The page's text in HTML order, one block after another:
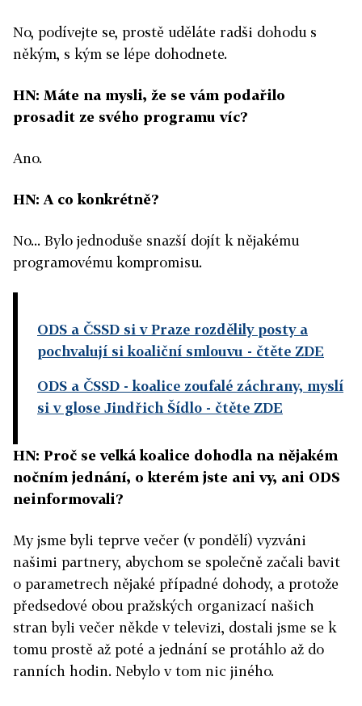
No, podívejte se, prostě uděláte radši dohodu s
někým, s kým se lépe dohodnete.
HN: Máte na mysli, že se vám podařilo
prosadit ze svého programu víc?
Ano.
HN: A co konkrétně?
No... Bylo jednoduše snazší dojít k nějakému
programovému kompromisu.
ODS a ČSSD si v Praze rozdělily posty a
pochvalují si koaliční smlouvu - čtěte ZDE
ODS a ČSSD - koalice zoufalé záchrany, myslí
si v glose Jindřich Šídlo - čtěte ZDE
HN: Proč se velká koalice dohodla na nějakém
nočním jednání, o kterém jste ani vy, ani ODS
neinformovali?
My jsme byli teprve večer (v pondělí) vyzváni
našimi partnery, abychom se společně začali bavit
o parametrech nějaké případné dohody, a protože
předsedové obou pražských organizací našich
stran byli večer někde v televizi, dostali jsme se k
tomu prostě až poté a jednání se protáhlo až do
ranních hodin. Nebylo v tom nic jiného.